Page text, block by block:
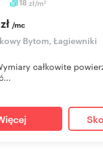
18 zł/m2
/mc
Bytom, Łagiewniki
całkowite